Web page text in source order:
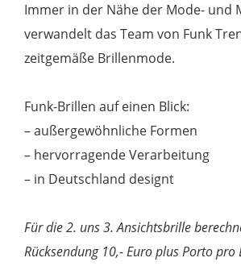
Immer in der Nähe der Mode- und
verwandelt das Team von Funk
zeitgemäße Brillenmode.
Funk-Brillen auf einen Blick:
– außergewöhnliche Formen
– hervorragende Verarbeitung
– in Deutschland designt
Für die 2. uns 3. Ansichtsbrille
Rücksendung 10,- Euro plus Porto pro